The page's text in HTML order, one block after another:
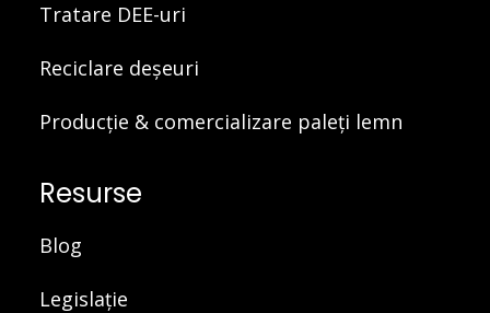
Tratare DEE-uri
Reciclare deșeuri
Producție & comercializare paleți lemn
Resurse
Blog
Legislație